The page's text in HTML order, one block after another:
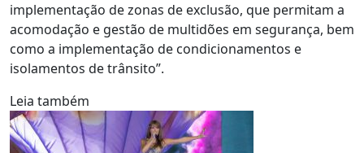
implementação de zonas de exclusão, que permitam a
acomodação e gestão de multidões em segurança, bem
como a implementação de condicionamentos e
isolamentos de trânsito”.
Leia também